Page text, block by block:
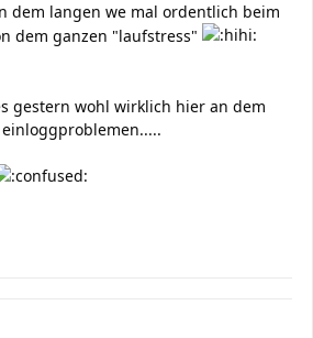
dem langen we mal ordentlich beim
dem ganzen "laufstress"
gestern wohl wirklich hier an dem